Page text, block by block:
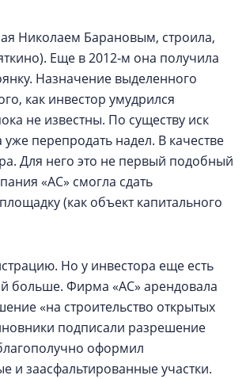
Николаем Барановым, строила,
Еще в 2012‑м она получила
Назначение выделенного
как инвестор умудрился
не известны. По существу иск
перепродать надел. В качестве
Для него это не первый подобный
«АС» смогла сдать
(как объект капитального
Но у инвестора еще есть
больше. Фирма «АС» арендовала
«на строительство открытых
подписали разрешение
оформил
и заасфальтированные участки.
Свинолобов